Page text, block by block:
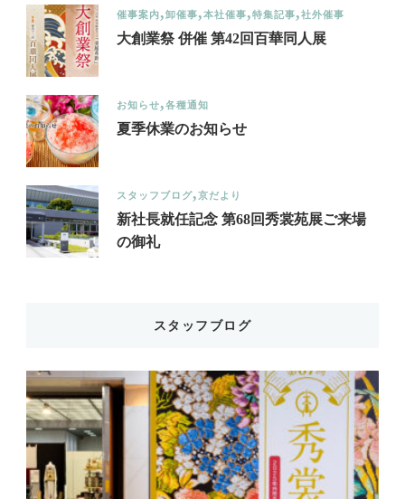
催事案内 卸催事 本社催事 特集記事 社外催事
大創業祭 併催 第42回百華同人展
お知らせ 各種通知
夏季休業のお知らせ
スタッフブログ 京だより
新社長就任記念 第68回秀裳苑展ご来場
の御礼
スタッフブログ